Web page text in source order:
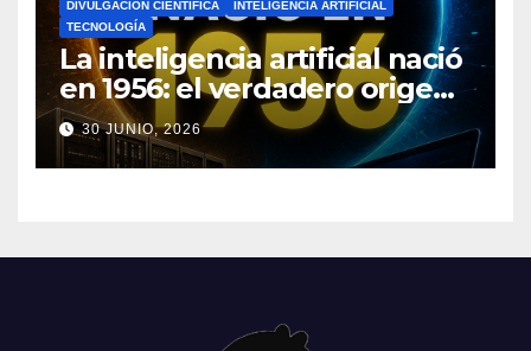
DIVULGACIÓN CIENTÍFICA
INTELIGENCIA ARTIFICIAL
TECNOLOGÍA
La inteligencia artificial nació
en 1956: el verdadero origen
de la IA que cambió el
mundo
30 JUNIO, 2026